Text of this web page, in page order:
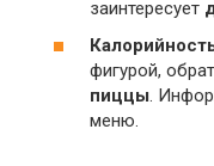
заинтересует
фигурой,
пиццы.
меню.